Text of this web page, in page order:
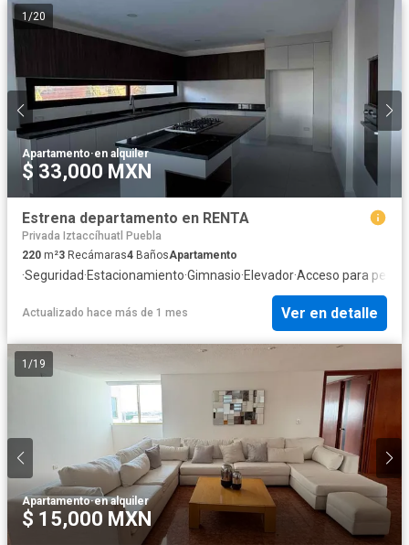
1 /20
Apartamento·en alquiler
$ 33,000 MXN
Estrena departamento en RENTA
Privada Iztaccíhuatl Puebla
220 m²3 Recámaras4 BañosApartamento
·Seguridad·Estacionamiento·Gimnasio·Elevador·Acceso para
Actualizado hace más de 1 mes Ver en detalle
1 /19
Apartamento·en alquiler
$ 15,000 MXN